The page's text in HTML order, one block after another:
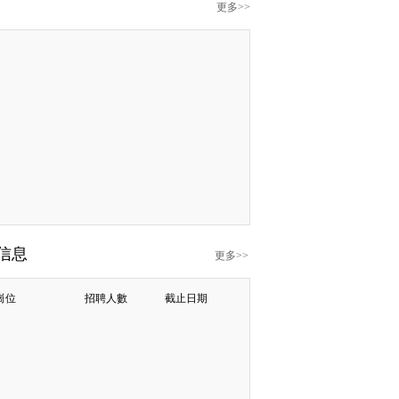
更多>>
息 更多>>
位 招聘人數 截止日期